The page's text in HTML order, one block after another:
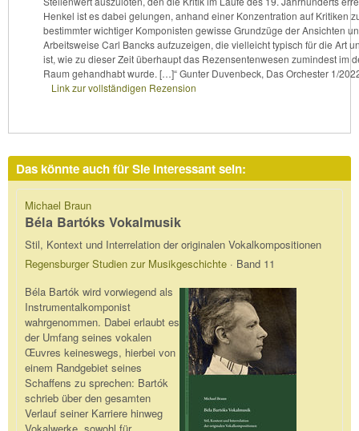
Henkel ist es dabei gelungen, anhand einer Konzentration auf Kritiken
bestimmter wichtiger Komponisten gewisse Grundzüge der Ansichten
Arbeitsweise Carl Bancks aufzuzeigen, die vielleicht typisch für die Art
ist, wie zu dieser Zeit überhaupt das Rezensentenwesen zumindest im
Raum gehandhabt wurde. […]“ Gunter Duvenbeck, Das Orchester 1/
Link zur vollständigen Rezension
Das könnte auch für Sie interessant sein:
Michael Braun
Béla Bartóks Vokalmusik
Stil, Kontext und Interrelation der originalen Vokalkompositionen
Regensburger Studien zur Musikgeschichte · Band 11
Béla Bartók wird vorwiegend als
Instrumentalkomponist
wahrgenommen. Dabei erlaubt es
der Umfang seines vokalen
Œuvres keineswegs, hierbei von
einem Randgebiet seines
Schaffens zu sprechen: Bartók
schrieb über den gesamten
Verlauf seiner Karriere hinweg